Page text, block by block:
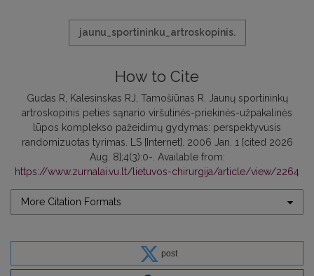
jaunu_sportininku_artroskopinis.
How to Cite
Gudas R, Kalesinskas RJ, Tamošiūnas R. Jaunų sportininkų
artroskopinis peties sąnario viršutinės-priekinės-užpakalinės
lūpos komplekso pažeidimų gydymas: perspektyvusis
randomizuotas tyrimas. LS [Internet]. 2006 Jan. 1 [cited 2026
Aug. 8];4(3):0-. Available from:
https://www.zurnalai.vu.lt/lietuvos-chirurgija/article/view/2264
More Citation Formats
post